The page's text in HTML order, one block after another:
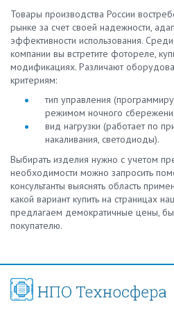
Товары производства России
рынке за счет своей надежности,
эффективности использования.
компании вы встретите фотореле,
модификациях. Различают
критериям:
тип управления
режимом ночного
вид нагрузки (работает по
накаливания, светодиоды).
Выбирать изделия нужно с учетом
необходимости можно запросить
консультанты выяснять область
какой вариант купить на страницах
предлагаем демократичные цены,
покупателю.